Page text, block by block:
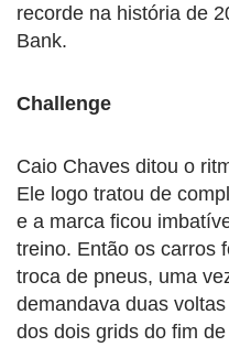
recorde na história de
Bank.
Challenge
Caio Chaves ditou o
Ele logo tratou de
e a marca ficou
treino. Então os carros
troca de pneus, uma
demandava duas
dos dois grids do fim